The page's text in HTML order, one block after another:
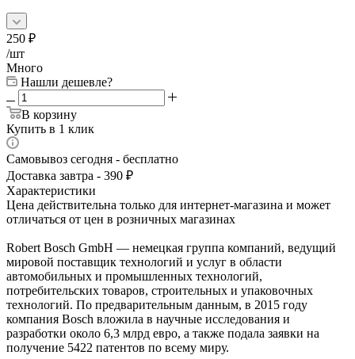
250 ₽
/шт
Много
Нашли дешевле?
В корзину
Купить в 1 клик
Самовывоз сегодня - бесплатно
Доставка завтра - 390 ₽
Характеристики
Цена действительна только для интернет-магазина и может
отличаться от цен в розничных магазинах
Robert Bosch GmbH — немецкая группа компаний, ведущий
мировой поставщик технологий и услуг в области
автомобильных и промышленных технологий,
потребительских товаров, строительных и упаковочных
технологий. По предварительным данным, в 2015 году
компания Bosch вложила в научные исследования и
разработки около 6,3 млрд евро, а также подала заявки на
получение 5422 патентов по всему миру.